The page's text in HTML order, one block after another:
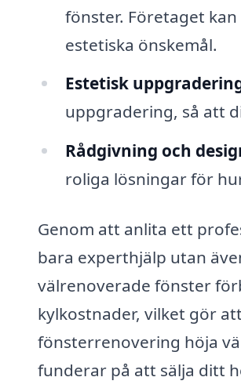
fönster. Företaget
estetiska önskemål.
Estetisk
uppgradering, så att
Rådgivning och
roliga lösningar för
Genom att anlita ett
bara experthjälp utan
välrenoverade fönster
kylkostnader, vilket gör
fönsterrenovering höja
funderar på att sälja ditt